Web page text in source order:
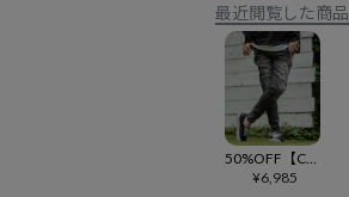
最近閲覧した商品
¥6,985